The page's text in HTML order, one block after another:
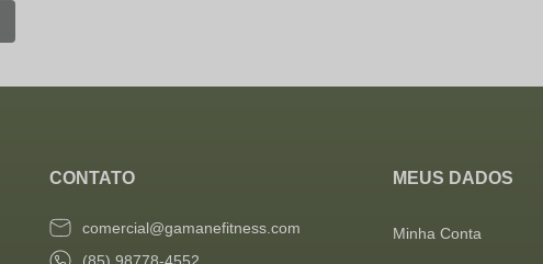
CONTATO
comercial@gamanefitness.com
MEUS DADOS
Minha Conta